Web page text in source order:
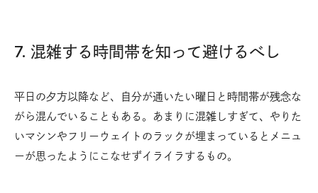
7. 混雑する時間帯を知って避けるべし
平日の夕方以降など、自分が通いたい曜日と時間帯が残念な
がら混んでいることもある。あまりに混雑しすぎて、やりた
いマシンやフリーウェイトのラックが埋まっているとメニュ
ーが思ったようにこなせずイライラするもの。